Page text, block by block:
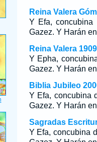
Reina Valera
Y Efa,
Gazez. Y Harán
Reina Valera 1909
Y Epha,
Gazez. Y Harán
Biblia Jubileo
Y Efa, concubina
Gazez. Y Harán
Sagradas
Y Efa, concubina